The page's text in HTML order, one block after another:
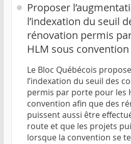
Proposer
l’indexation du seuil
rénovation permis
HLM sous convention
Le Bloc Québécois
l’indexation du seuil des
permis par porte pour les
convention afin que des
puissent aussi être
route et que les projets
lorsque la convention se